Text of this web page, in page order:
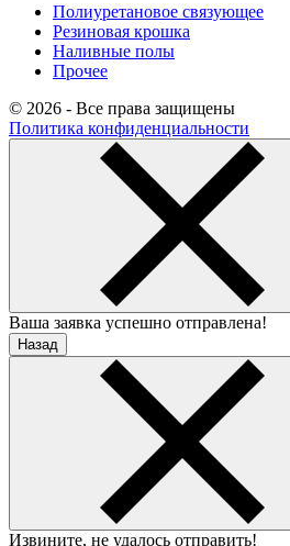
Полиуретановое связующее
Резиновая крошка
Наливные полы
Прочее
© 2026 - Все права защищены
Политика конфиденциальности
Ваша заявка успешно отправлена!
Назад
Извините, не удалось отправить!